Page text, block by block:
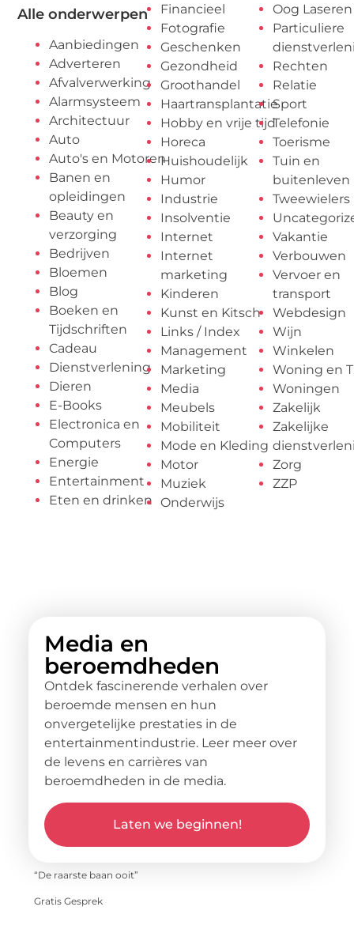
Alle onderwerpen
Aanbiedingen
Adverteren
Afvalverwerking
Alarmsysteem
Architectuur
Auto
Auto's en Motoren
Banen en
opleidingen
Beauty en
verzorging
Bedrijven
Bloemen
Blog
Boeken en
Tijdschriften
Cadeau
Dienstverlening
Dieren
E-Books
Electronica en
Computers
Energie
Entertainment
Eten en drinken
Financieel
Fotografie
Geschenken
Gezondheid
Groothandel
Haartransplantatie
Hobby en vrije tijd
Horeca
Huishoudelijk
Humor
Industrie
Insolventie
Internet
Internet
marketing
Kinderen
Kunst en Kitsch
Links / Index
Management
Marketing
Media
Meubels
Mobiliteit
Mode en Kleding
Motor
Muziek
Onderwijs
Oog Laseren
Particuliere
Rechten
Relatie
Sport
Telefonie
Toerisme
Tuin en
buitenleven
Tweewielers
Vakantie
Verbouwen
Vervoer en
transport
Webdesign
Wijn
Winkelen
Woning en
Woningen
Zakelijk
Zakelijke
Zorg
ZZP
Media en
beroemdheden
Ontdek fascinerende verhalen over
beroemde mensen en hun
onvergetelijke prestaties in de
entertainmentindustrie. Leer meer over
de levens en carrières van
beroemdheden in de media.
Laten we beginnen!
“De raarste baan ooit”
Gratis Gesprek